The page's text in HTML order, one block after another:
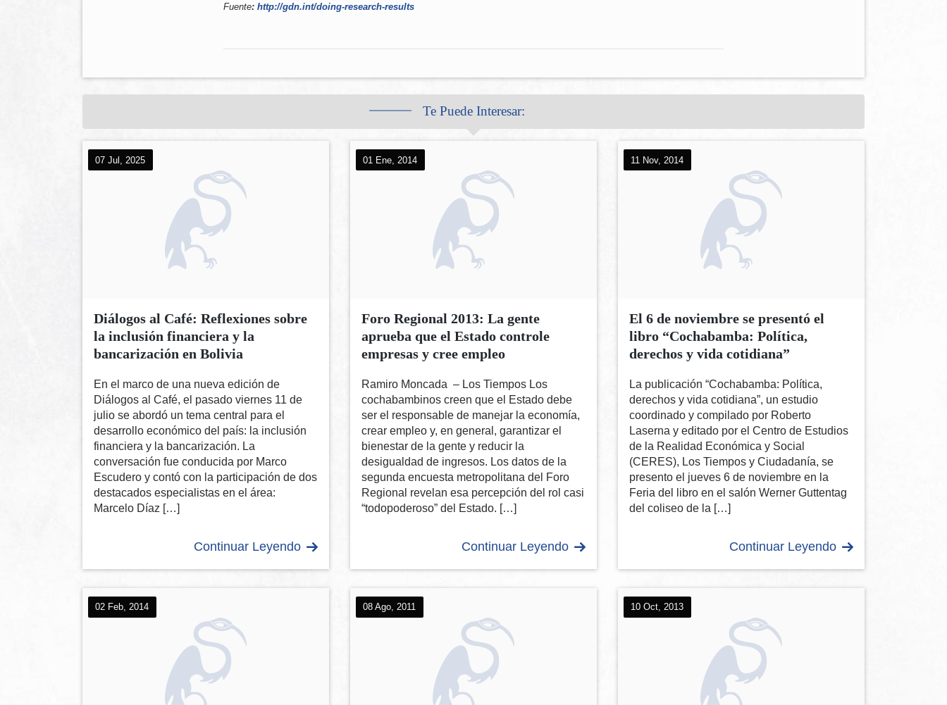
Fuente: http://gdn.int/doing-research-results
Te Puede Interesar:
07 Jul, 2025
Diálogos al Café: Reflexiones sobre
la inclusión financiera y la
bancarización en Bolivia
En el marco de una nueva edición de
Diálogos al Café, el pasado viernes 11 de
julio se abordó un tema central para el
desarrollo económico del país: la inclusión
financiera y la bancarización. La
conversación fue conducida por Marco
Escudero y contó con la participación de dos
destacados especialistas en el área:
Marcelo Díaz […]
Continuar Leyendo
01 Ene, 2014
Foro Regional 2013: La gente
aprueba que el Estado controle
empresas y cree empleo
Ramiro Moncada – Los Tiempos Los
cochabambinos creen que el Estado debe
ser el responsable de manejar la economía,
crear empleo y, en general, garantizar el
bienestar de la gente y reducir la
desigualdad de ingresos. Los datos de la
segunda encuesta metropolitana del Foro
Regional revelan esa percepción del rol casi
“todopoderoso” del Estado. […]
Continuar Leyendo
11 Nov, 2014
El 6 de noviembre se presentó el
libro “Cochabamba: Política,
derechos y vida cotidiana”
La publicación “Cochabamba: Política,
derechos y vida cotidiana”, un estudio
coordinado y compilado por Roberto
Laserna y editado por el Centro de Estudios
de la Realidad Económica y Social
(CERES), Los Tiempos y Ciudadanía, se
presento el jueves 6 de noviembre en la
Feria del libro en el salón Werner Guttentag
del coliseo de la […]
Continuar Leyendo
02 Feb, 2014 08 Ago, 2011 10 Oct, 2013